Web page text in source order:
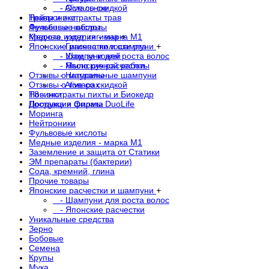
- Alive со скидкой
Нейтроники
Фульвовые кислоты
Медные изделия - марка М1
Японские расчестки и шампуни +
- Шампуни для роста волос
- Японские расчестки
Отзывы о магазине
Отзывы о товарах
Новинки
Доставка и Оплата
- Остальное
Травы и экстракты трав
Лечебные наборы
Красота, уход, гигиена+
- Гигиена полости рта
- Уход за кожей
- Мыло ручной работы
- Натуральные шампуни
- Alive со скидкой
Т8 - экстракты пихты и Биокедр
Продукция фирмы DuoLife
Моринга
Нейтроники
Фульвовые кислоты
Медные изделия - марка М1
Заземление и защита от Статики
ЭМ препараты (бактерии)
Сода, кремний, глина
Прочие товары
Японские расчестки и шампуни +
- Шампуни для роста волос
- Японские расчестки
Уникальные средства
Зерно
Бобовые
Семена
Крупы